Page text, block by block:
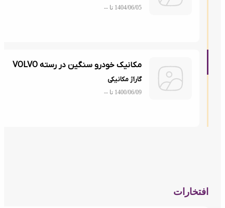
1404/06/05 تا --
مکانیک خودرو سنگین در رسته VOLVO
گاراژ مکانیکی
1400/06/09 تا --